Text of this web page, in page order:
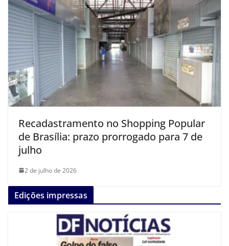
Recadastramento no Shopping Popular
de Brasília: prazo prorrogado para 7 de
julho
2 de julho de 2026
Edições impressas